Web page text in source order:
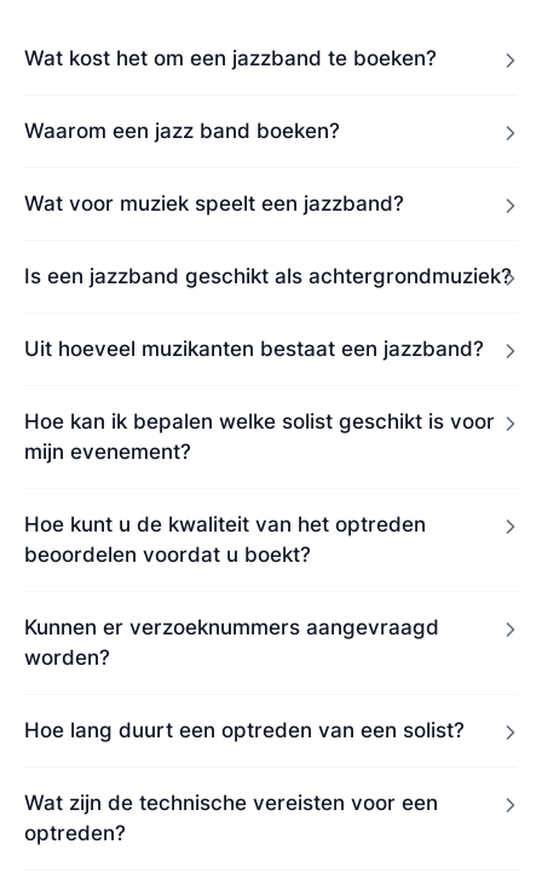
Wat kost het om een jazzband te boeken?
Waarom een jazz band boeken?
Wat voor muziek speelt een jazzband?
Is een jazzband geschikt als achtergrondmuziek?
Uit hoeveel muzikanten bestaat een jazzband?
Hoe kan ik bepalen welke solist geschikt is voor
mijn evenement?
Hoe kunt u de kwaliteit van het optreden
beoordelen voordat u boekt?
Kunnen er verzoeknummers aangevraagd
worden?
Hoe lang duurt een optreden van een solist?
Wat zijn de technische vereisten voor een
optreden?